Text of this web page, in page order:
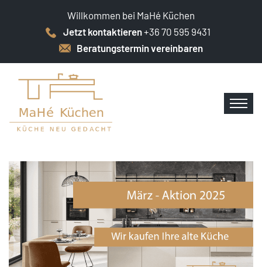
Willkommen bei MaHé Küchen
Jetzt kontaktieren+36 70 595 9431
Beratungstermin vereinbaren